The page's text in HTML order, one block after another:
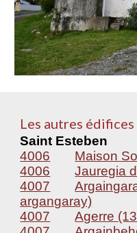
Les autres
Saint Esteben
4006
Maison
4006
Jauregia
4007
argangaray)
4007
Agerre